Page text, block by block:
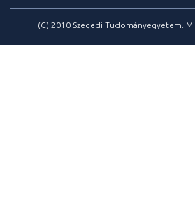
(C) 2010 Szegedi Tudományegyetem.